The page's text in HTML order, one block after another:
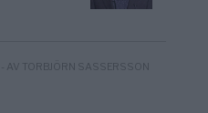
- AV TORBJÖRN SASSERSSON